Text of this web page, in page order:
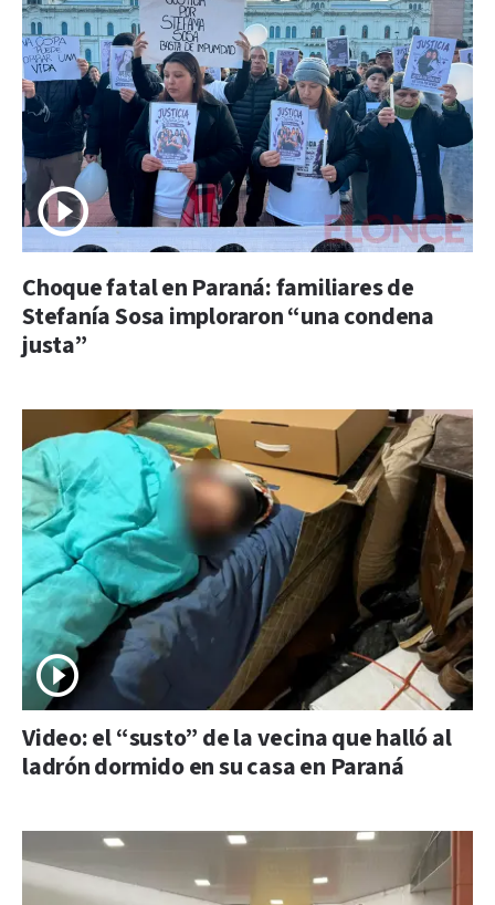
Choque fatal en Paraná: familiares de
Stefanía Sosa imploraron “una condena
justa”
Video: el “susto” de la vecina que halló al
ladrón dormido en su casa en Paraná